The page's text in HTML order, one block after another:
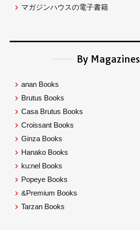
マガジンハウスの電子書籍
By Magazines
anan Books
Brutus Books
Casa Brutus Books
Croissant Books
Ginza Books
Hanako Books
ku:nel Books
Popeye Books
&Premium Books
Tarzan Books